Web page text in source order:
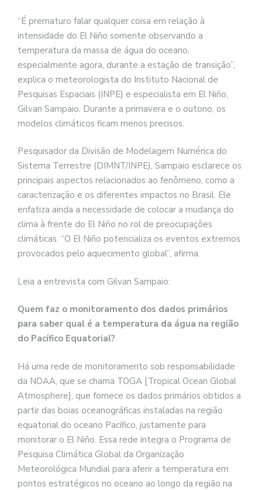
“É prematuro falar qualquer coisa em relação à
intensidade do El Niño somente observando a
temperatura da massa de água do oceano,
especialmente agora, durante a estação de transição”,
explica o meteorologista do Instituto Nacional de
Pesquisas Espaciais (INPE) e especialista em El Niño,
Gilvan Sampaio. Durante a primavera e o outono, os
modelos climáticos ficam menos precisos.
Pesquisador da Divisão de Modelagem Numérica do
Sistema Terrestre (DIMNT/INPE), Sampaio esclarece os
principais aspectos relacionados ao fenômeno, como a
caracterização e os diferentes impactos no Brasil. Ele
enfatiza ainda a necessidade de colocar a mudança do
clima à frente do El Niño no rol de preocupações
climáticas. “O El Niño potencializa os eventos extremos
provocados pelo aquecimento global”, afirma.
Leia a entrevista com Gilvan Sampaio:
Quem faz o monitoramento dos dados primários
para saber qual é a temperatura da água na região
do Pacífico Equatorial?
Há uma rede de monitoramento sob responsabilidade
da NOAA, que se chama TOGA [Tropical Ocean Global
Atmosphere], que fornece os dados primários obtidos a
partir das boias oceanográficas instaladas na região
equatorial do oceano Pacífico, justamente para
monitorar o El Niño. Essa rede integra o Programa de
Pesquisa Climática Global da Organização
Meteorológica Mundial para aferir a temperatura em
pontos estratégicos no oceano ao longo da região na